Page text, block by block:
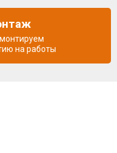
на работы